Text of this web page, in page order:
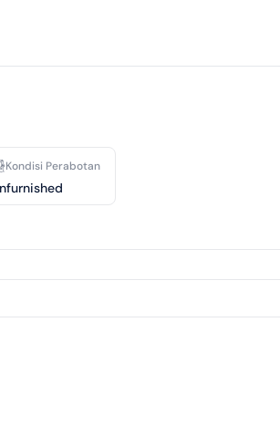
Kondisi Perabotan